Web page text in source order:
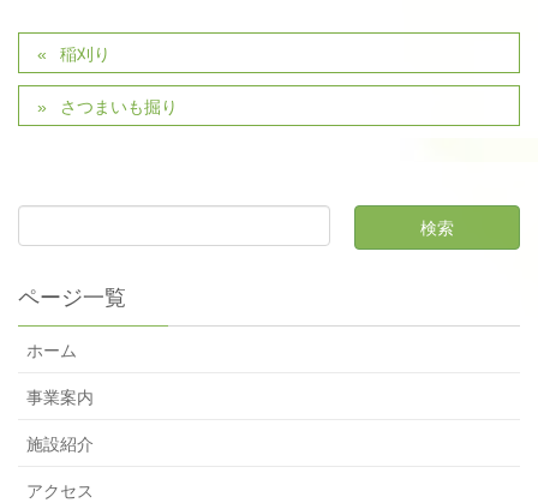
稲刈り
さつまいも掘り
ページ一覧
ホーム
事業案内
施設紹介
アクセス